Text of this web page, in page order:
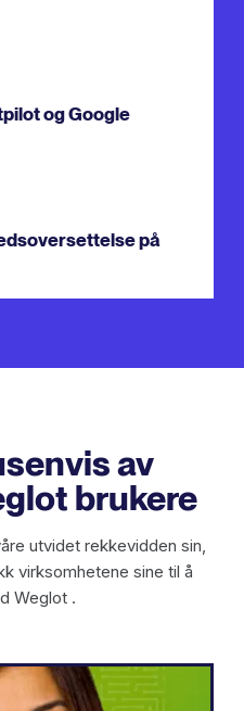
og Google
på
av
brukere
utvidet rekkevidden sin,
virksomhetene sine til å
Weglot .